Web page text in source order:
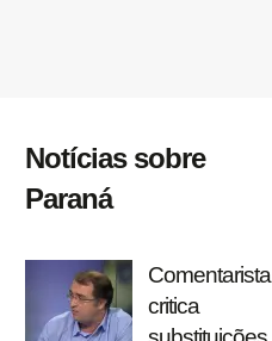
Notícias sobre
Paraná
Comentarista
critica